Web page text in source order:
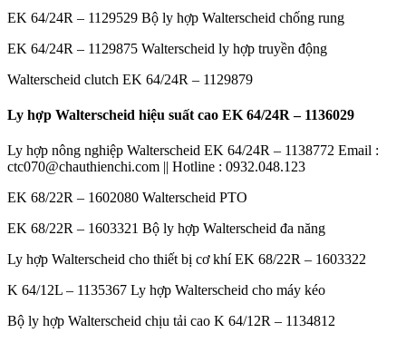
EK 64/24R – 1129529 Bộ ly hợp Walterscheid chống rung
EK 64/24R – 1129875 Walterscheid ly hợp truyền động
Walterscheid clutch EK 64/24R – 1129879
Ly hợp Walterscheid hiệu suất cao EK 64/24R – 1136029
Ly hợp nông nghiệp Walterscheid EK 64/24R – 1138772 Email :
ctc070@chauthienchi.com || Hotline : 0932.048.123
EK 68/22R – 1602080 Walterscheid PTO
EK 68/22R – 1603321 Bộ ly hợp Walterscheid đa năng
Ly hợp Walterscheid cho thiết bị cơ khí EK 68/22R – 1603322
K 64/12L – 1135367 Ly hợp Walterscheid cho máy kéo
Bộ ly hợp Walterscheid chịu tải cao K 64/12R – 1134812